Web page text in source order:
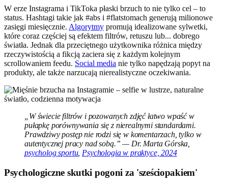
W erze Instagrama i TikToka płaski brzuch to nie tylko cel – to
status. Hashtagi takie jak #abs i #flatstomach generują milionowe
zasięgi miesięcznie. Algorytmy promują idealizowane sylwetki,
które coraz częściej są efektem filtrów, retuszu lub... dobrego
światła. Jednak dla przeciętnego użytkownika różnica między
rzeczywistością a fikcją zaciera się z każdym kolejnym
scrollowaniem feedu. Social media nie tylko napędzają popyt na
produkty, ale także narzucają nierealistyczne oczekiwania.
„W świecie filtrów i pozowanych zdjęć łatwo wpaść w
pułapkę porównywania się z nierealnymi standardami.
Prawdziwy postęp nie rodzi się w komentarzach, tylko w
autentycznej pracy nad sobą.” — Dr. Marta Górska,
psycholog sportu, Psychologia w praktyce, 2024
Psychologiczne skutki pogoni za 'sześciopakiem'